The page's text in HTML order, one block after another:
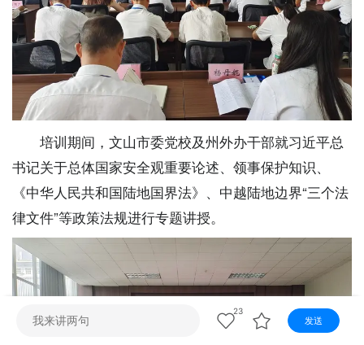
视频快刷 视频点播 阿文工作室 文山新闻
壮语节目 苗语节目 瑶语节目
培训期间，文山市委党校及州外办干部就习近平总
书记关于总体国家安全观重要论述、领事保护知识、
《中华人民共和国陆地国界法》、中越陆地边界“三个法
律文件”等政策法规进行专题讲授。
23
发送